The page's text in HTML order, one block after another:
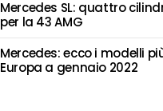
Mercedes SL: quattro
per la 43 AMG
Mercedes: ecco i modelli
Europa a gennaio 2022